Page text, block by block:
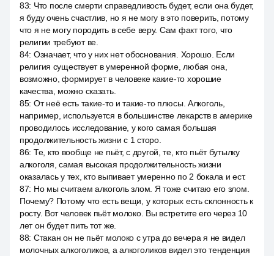
83: Что после смерти справедливость будет, если она будет,
я буду очень счастлив, но я не могу в это поверить, потому
что я не могу породить в себе веру. Сам факт того, что
религии требуют ве.
84: Означает, что у них нет обоснования. Хорошо. Если
религия существует в умеренной форме, любая она,
возможно, формирует в человеке какие-то хорошие
качества, можно сказать.
85: От неё есть такие-то и такие-то плюсы. Алкоголь,
например, используется в большинстве лекарств в америке
проводилось исследование, у кого самая большая
продолжительность жизни с 1 сторо.
86: Те, кто вообще не пьёт, с другой, те, кто пьёт бутылку
алкоголя, самая высокая продолжительность жизни
оказалась у тех, кто выпивает умеренно по 2 бокала и ест.
87: Но мы считаем алкоголь злом. Я тоже считаю его злом.
Почему? Потому что есть вещи, у которых есть склонность к
росту. Вот человек пьёт молоко. Вы встретите его через 10
лет он будет пить тот же.
88: Стакан он не пьёт молоко с утра до вечера я не видел
молочных алкоголиков, а алкоголиков видел это тенденция